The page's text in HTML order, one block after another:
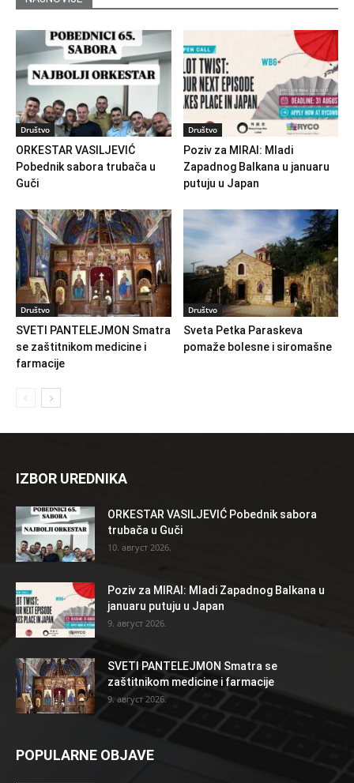
Društvo
ORKESTAR VASILJEVIĆ
Pobednik sabora trubača u
Guči
Društvo
Poziv za MIRAI: Mladi
Zapadnog Balkana u januaru
putuju u Japan
Društvo
SVETI PANTELEJMON Smatra
se zaštitnikom medicine i
farmacije
Društvo
Sveta Petka Paraskeva
pomaže bolesne i siromašne
IZBOR UREDNIKA
ORKESTAR VASILJEVIĆ Pobednik sabora
trubača u Guči
10. август 2026.
Poziv za MIRAI: Mladi Zapadnog Balkana u
januaru putuju u Japan
9. август 2026.
SVETI PANTELEJMON Smatra se
zaštitnikom medicine i farmacije
9. август 2026.
POPULARNE OBJAVE